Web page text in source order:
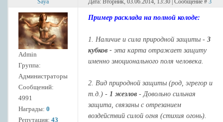
Admin
Группа:
Администраторы
Сообщений:
4991
Награды: 0
Репутация: 43
Пример расклада на полной колоде:
1. Наличие и сила природной защиты - 3
кубков - эта карта отражает защиту
именно эмоционального поля человека.
2. Вид природной защиты (род, эгрегор и
т.д.) - 1 жезлов - Довольно сильная
защита, связаны с отрезанием
воздействий силой огня (стихия огонь).